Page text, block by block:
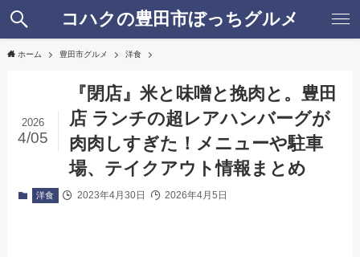
コハクの豊田市ぼっちグルメ
ホーム 豊田市グルメ 洋食
『閉店』米と味噌と挽肉と。豊田
店 ランチの超レアハンバーグが
肉肉しすぎた！メニューや駐車
場、テイクアウト情報まとめ
2026
4/05
洋食 2023年4月30日 2026年4月5日